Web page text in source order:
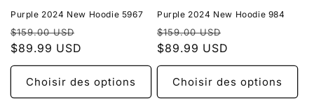
Purple 2024 New Hoodie 5967
Prix
habituel
$159.00 USD
promotionnel
$89.99 USD
Choisir des options
Purple 2024 New Hoodie 984
Prix
habituel
$159.00 USD
$89.99 USD
Choisir des options